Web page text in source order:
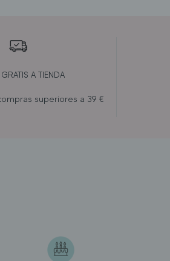
A TIENDA
superiores a 39 €